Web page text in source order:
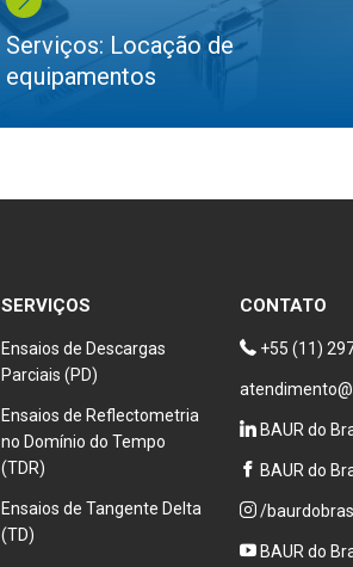
Serviços: Locação de
equipamentos
SERVIÇOS
Ensaios de Descargas
Parciais (PD)
Ensaios de Reflectometria
no Domínio do Tempo
(TDR)
Ensaios de Tangente Delta
(TD)
CONTATO
+55 (11)
BAUR do
BAUR do
/
BAUR do